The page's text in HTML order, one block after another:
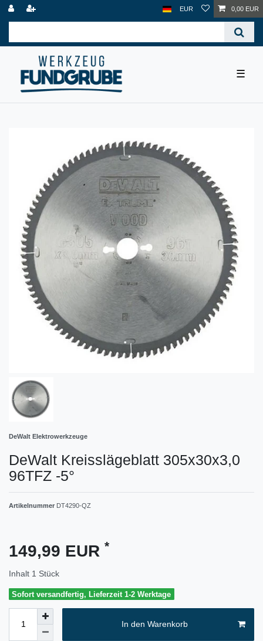
EUR 0,00 EUR
☰
DeWalt Elektrowerkzeuge
DeWalt Kreisslägeblatt 305x30x3,0
96TFZ -5°
Artikelnummer DT4290-QZ
149,99 EUR *
Inhalt 1 Stück
Sofort versandfertig, Lieferzeit 1-2 Werktage
In den Warenkorb